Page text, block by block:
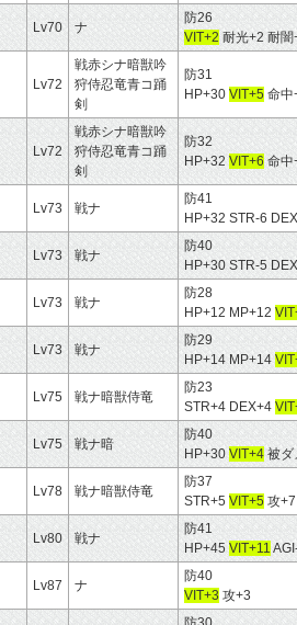
Lv70 ナ
防26
VIT+2 耐光+2 耐
Lv72
戦赤シナ暗獣吟
狩侍忍竜青コ踊
剣
防31
HP+30 VIT+5 命中
Lv72
戦赤シナ暗獣吟
狩侍忍竜青コ踊
剣
防32
HP+32 VIT+6 命中
Lv73 戦ナ
防41
HP+32 STR-6
Lv73 戦ナ
防40
HP+30 STR-5
Lv73 戦ナ
防28
HP+12 MP+12
Lv73 戦ナ
防29
HP+14 MP+14
Lv75 戦ナ暗獣侍竜
防23
STR+4 DEX+4
Lv75 戦ナ暗
防40
HP+30 VIT+4 被ダ
Lv78 戦ナ暗獣侍竜
防37
STR+5 VIT+5 攻
Lv80 戦ナ
防41
HP+45 VIT+11
Lv87 ナ
防40
VIT+3 攻+3